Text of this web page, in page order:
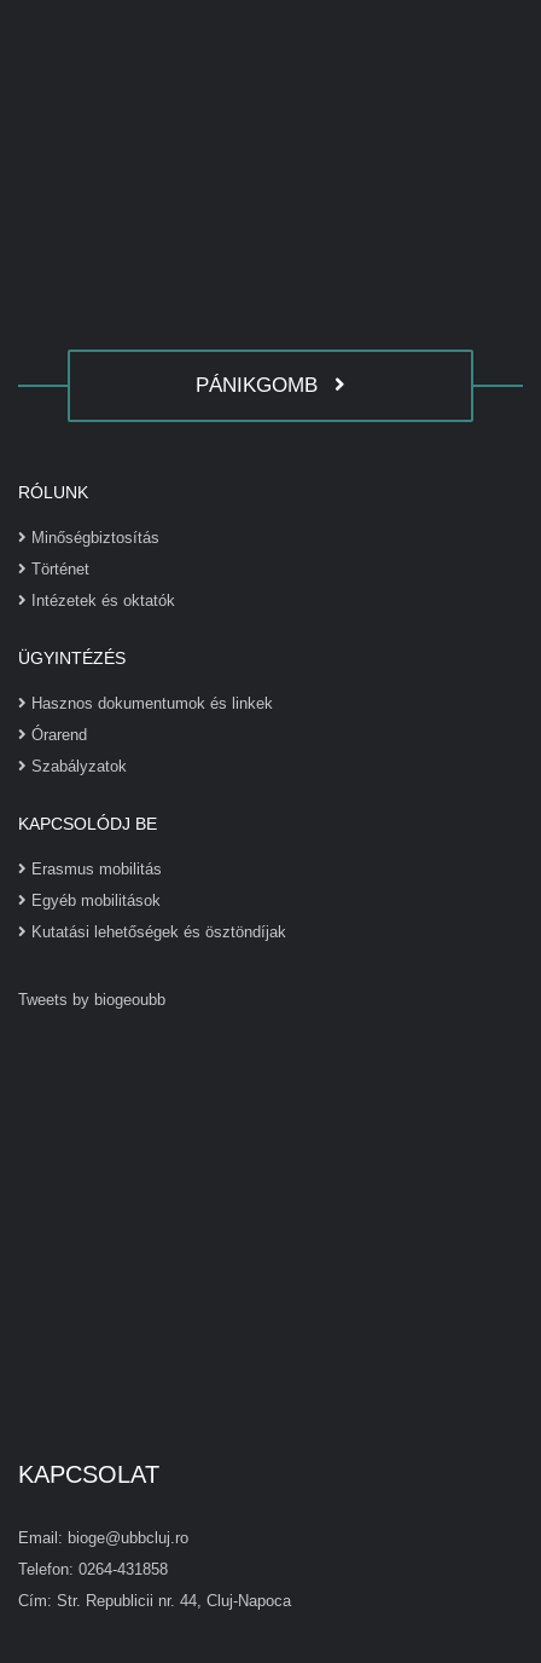
PÁNIKGOMB
RÓLUNK
Minőségbiztosítás
Történet
Intézetek és oktatók
ÜGYINTÉZÉS
Hasznos dokumentumok és linkek
Órarend
Szabályzatok
KAPCSOLÓDJ BE
Erasmus mobilitás
Egyéb mobilitások
Kutatási lehetőségek és ösztöndíjak
Tweets by biogeoubb
KAPCSOLAT
Email: bioge@ubbcluj.ro
Telefon: 0264-431858
Cím: Str. Republicii nr. 44, Cluj-Napoca